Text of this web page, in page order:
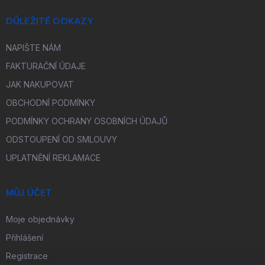
DŮLEŽITÉ ODKAZY
NAPIŠTE NÁM
FAKTURAČNÍ ÚDAJE
JAK NAKUPOVAT
OBCHODNÍ PODMÍNKY
PODMÍNKY OCHRANY OSOBNÍCH ÚDAJŮ
ODSTOUPENÍ OD SMLOUVY
UPLATNĚNÍ REKLAMACE
MŮJ ÚČET
Moje objednávky
Přihlášení
Registrace